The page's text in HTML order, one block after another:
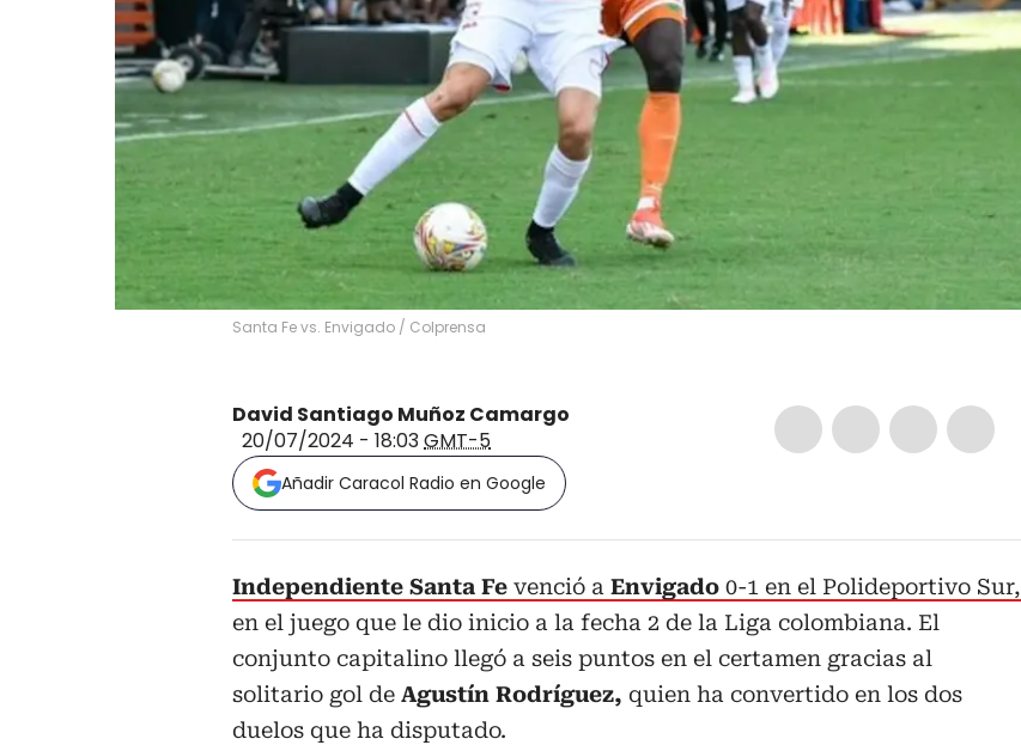
Santa Fe vs. Envigado / Colprensa
David Santiago Muñoz Camargo
20/07/2024 - 18:03GMT-5
Añadir Caracol Radio en Google
Independiente Santa Fe venció a Envigado 0-1 en el Polideportivo Sur,
en el juego que le dio inicio a la fecha 2 de la Liga colombiana. El
conjunto capitalino llegó a seis puntos en el certamen gracias al
solitario gol de Agustín Rodríguez, quien ha convertido en los dos
duelos que ha disputado.